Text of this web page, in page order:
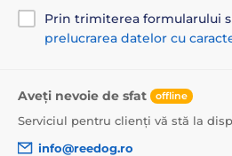
Prin trimiterea formularului
prelucrarea datelor cu
Aveți nevoie de sfat offline
Serviciul pentru clienți vă stă la
info@reedog.ro